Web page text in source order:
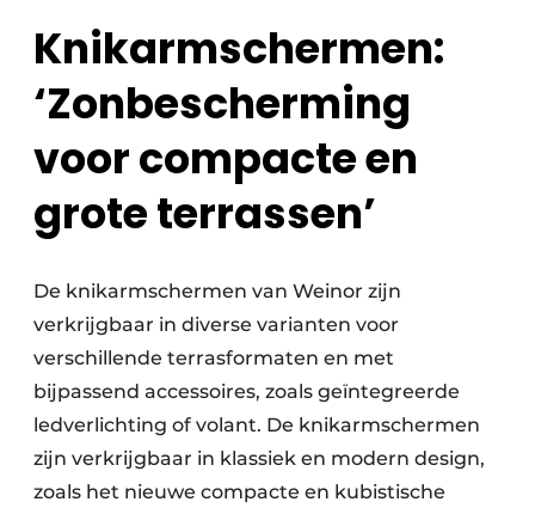
Knikarmschermen:
‘Zonbescherming
voor compacte en
grote terrassen’
De knikarmschermen van Weinor zijn
verkrijgbaar in diverse varianten voor
verschillende terrasformaten en met
bijpassend accessoires, zoals geïntegreerde
ledverlichting of volant. De knikarmschermen
zijn verkrijgbaar in klassiek en modern design,
zoals het nieuwe compacte en kubistische